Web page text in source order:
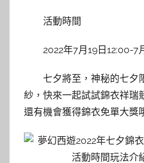
活動時間
2022年7月19日12:00-7
七夕將至，神秘的七夕
紗，快來一起試試錦衣祥瑞
還有機會獲得錦衣免單大獎